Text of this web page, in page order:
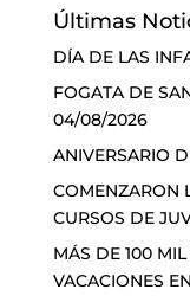
Últimas
DÍA DE LAS
FOGATA DE
04/08/2026
ANIVERSARIO
COMENZARON
CURSOS DE
MÁS DE 100
VACACIONES